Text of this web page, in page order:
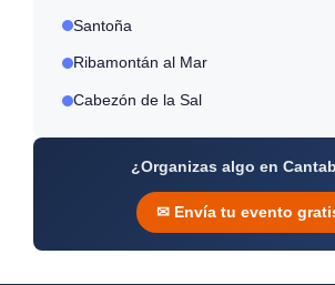
Santoña
Ribamontán al Mar
Cabezón de la Sal
¿Organizas algo en
✉ Envía tu evento